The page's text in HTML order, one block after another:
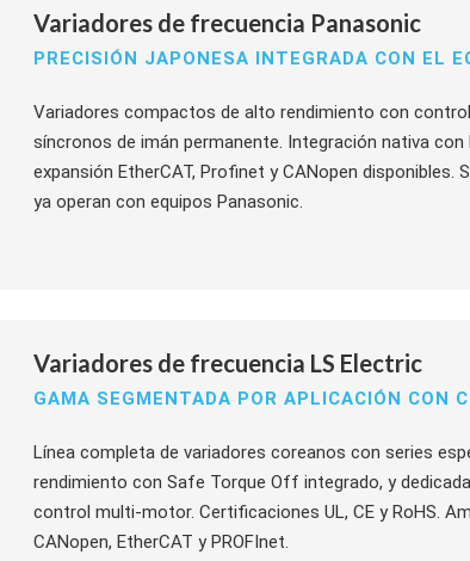
Variadores de frecuencia Panasonic
PRECISIÓN JAPONESA INTEGRADA CON EL
Variadores compactos de alto rendimiento con
síncronos de imán permanente. Integración nativa con
expansión EtherCAT, Profinet y CANopen disponibles.
ya operan con equipos Panasonic.
Variadores de frecuencia LS Electric
GAMA SEGMENTADA POR APLICACIÓN CON
Línea completa de variadores coreanos con series
rendimiento con Safe Torque Off integrado, y
control multi-motor. Certificaciones UL, CE y RoHS.
CANopen, EtherCAT y PROFInet.